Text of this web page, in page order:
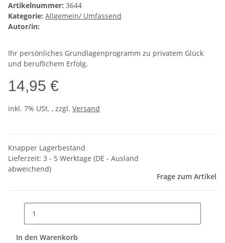
Artikelnummer: 3644
Kategorie: Allgemein/ Umfassend
Autor/in:
Ihr persönliches Grundlagenprogramm zu privatem Glück
und beruflichem Erfolg.
14,95 €
inkl. 7% USt. , zzgl. Versand
Knapper Lagerbestand
Lieferzeit: 3 - 5 Werktage (DE - Ausland
abweichend)
Frage zum Artikel
In den Warenkorb